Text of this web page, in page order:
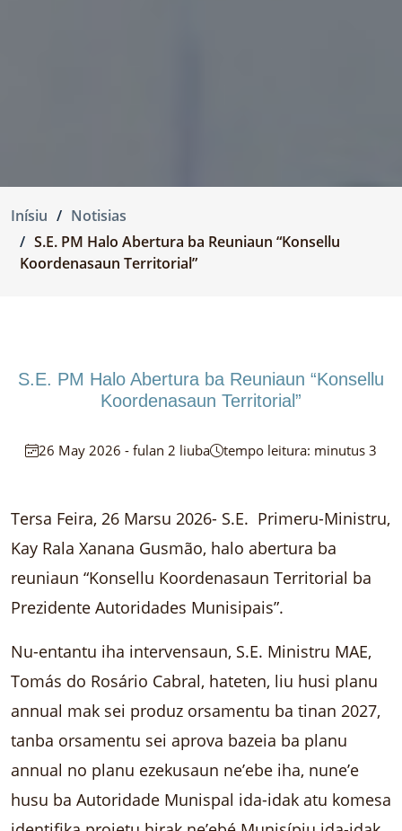
Inísiu
Notisias
S.E. PM Halo Abertura ba Reuniaun “Konsellu
Koordenasaun Territorial”
S.E. PM Halo Abertura ba Reuniaun “Konsellu
Koordenasaun Territorial”
26 May 2026 - fulan 2 liuba tempo leitura: minutus 3
Tersa Feira, 26 Marsu 2026- S.E. Primeru-Ministru,
Kay Rala Xanana Gusmão, halo abertura ba
reuniaun “Konsellu Koordenasaun Territorial ba
Prezidente Autoridades Munisipais”.
Nu-entantu iha intervensaun, S.E. Ministru MAE,
Tomás do Rosário Cabral, hateten, liu husi planu
annual mak sei produz orsamentu ba tinan 2027,
tanba orsamentu sei aprova bazeia ba planu
annual no planu ezekusaun ne’ebe iha, nune’e
husu ba Autoridade Munispal ida-idak atu komesa